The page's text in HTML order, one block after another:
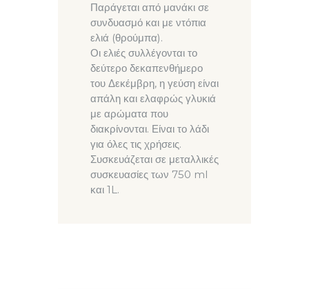
Παράγεται από μανάκι σε
συνδυασμό και με ντόπια
ελιά (θρούμπα).
Οι ελιές συλλέγονται το
δεύτερο δεκαπενθήμερο
του Δεκέμβρη, η γεύση είναι
απάλη και ελαφρώς γλυκιά
με αρώματα που
διακρίνονται. Είναι το λάδι
για όλες τις χρήσεις.
Συσκευάζεται σε μεταλλικές
συσκευασίες των 750 ml
και 1L.